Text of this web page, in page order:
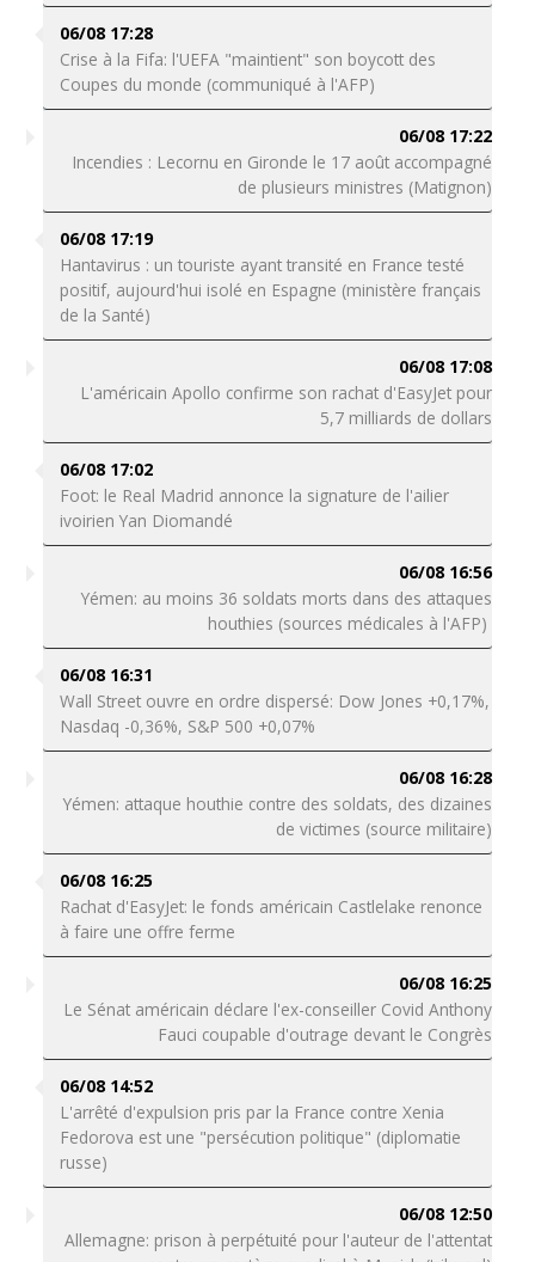
06/08 17:28
Crise à la Fifa: l'UEFA "maintient" son boycott des
Coupes du monde (communiqué à l'AFP)
06/08 17:22
Incendies : Lecornu en Gironde le 17 août accompagné
de plusieurs ministres (Matignon)
06/08 17:19
Hantavirus : un touriste ayant transité en France testé
positif, aujourd'hui isolé en Espagne (ministère français
de la Santé)
06/08 17:08
L'américain Apollo confirme son rachat d'EasyJet pour
5,7 milliards de dollars
06/08 17:02
Foot: le Real Madrid annonce la signature de l'ailier
ivoirien Yan Diomandé
06/08 16:56
Yémen: au moins 36 soldats morts dans des attaques
houthies (sources médicales à l'AFP)
06/08 16:31
Wall Street ouvre en ordre dispersé: Dow Jones +0,17%,
Nasdaq -0,36%, S&P 500 +0,07%
06/08 16:28
Yémen: attaque houthie contre des soldats, des dizaines
de victimes (source militaire)
06/08 16:25
Rachat d'EasyJet: le fonds américain Castlelake renonce
à faire une offre ferme
06/08 16:25
Le Sénat américain déclare l'ex-conseiller Covid Anthony
Fauci coupable d'outrage devant le Congrès
06/08 14:52
L'arrêté d'expulsion pris par la France contre Xenia
Fedorova est une "persécution politique" (diplomatie
russe)
06/08 12:50
Allemagne: prison à perpétuité pour l'auteur de l'attentat